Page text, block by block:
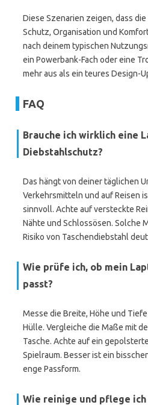
Diese Szenarien zeigen, dass
Schutz, Organisation und
nach deinem typischen
ein Powerbank-Fach oder eine
mehr aus als ein teures Design-
FAQ
Brauche ich wirklich eine
Diebstahlschutz?
Das hängt von deiner täglichen
Verkehrsmitteln und auf Reisen
sinnvoll. Achte auf versteckte
Nähte und Schlossösen. Solche
Risiko von Taschendiebstahl
Wie prüfe ich, ob mein
passt?
Messe die Breite, Höhe und
Hülle. Vergleiche die Maße mit
Tasche. Achte auf ein
Spielraum. Besser ist ein
enge Passform.
Wie reinige und pflege